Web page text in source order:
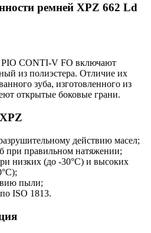
ремней XPZ 662 Ld
CONTI-V FO включают
из полиэстера. Отличие их
зуба, изготовленного из
открытые боковые грани.
действию масел;
при правильном натяжении;
низких (до -30°С) и высоких
пыли;
ISO 1813.